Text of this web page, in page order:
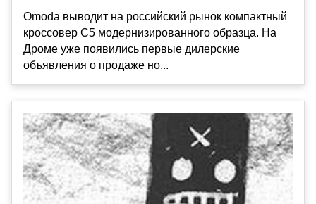
Omoda выводит на российский рынок компактный
кроссовер C5 модернизированного образца. На
Дроме уже появились первые дилерские
объявления о продаже но...